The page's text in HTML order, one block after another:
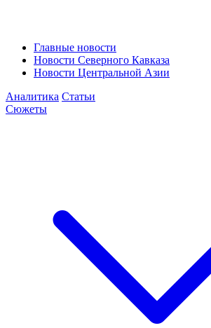
Главные новости
Новости Северного Кавказа
Новости Центральной Азии
Аналитика Статьи
Сюжеты